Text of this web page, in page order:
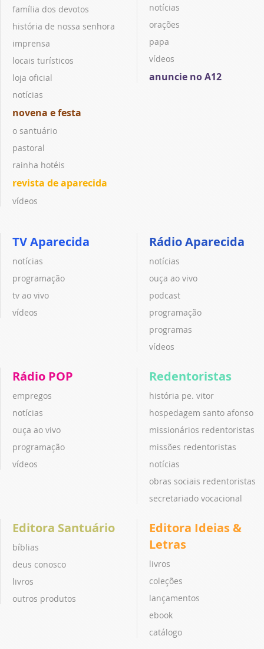
família dos devotos
história de nossa senhora
imprensa
locais turísticos
loja oficial
notícias
novena e festa
o santuário
pastoral
rainha hotéis
revista de aparecida
vídeos
notícias
orações
papa
vídeos
anuncie no A12
TV Aparecida
notícias
programação
tv ao vivo
vídeos
Rádio Aparecida
notícias
ouça ao vivo
podcast
programação
programas
vídeos
Rádio POP
empregos
notícias
ouça ao vivo
programação
vídeos
Redentoristas
história pe. vitor
hospedagem santo afonso
missionários redentoristas
missões redentoristas
notícias
obras sociais redentoristas
secretariado vocacional
Editora Santuário
bíblias
deus conosco
livros
outros produtos
Editora Ideias &
Letras
livros
coleções
lançamentos
ebook
catálogo